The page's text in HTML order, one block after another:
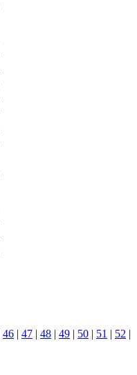
46 | 47 | 48 | 49 | 50 | 51 | 52 |